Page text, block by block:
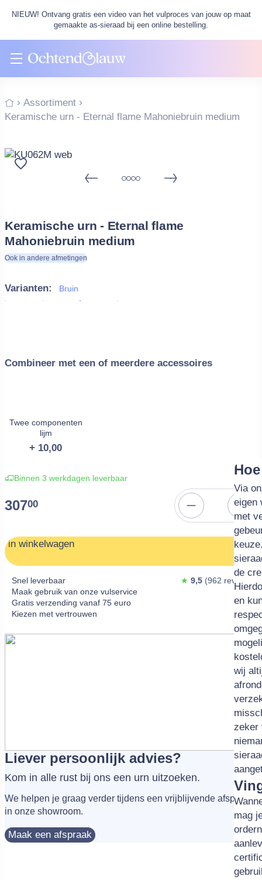
NIEUW! Ontvang gratis een video van het vulproces van jouw op maat
gemaakte as-sieraad bij een online bestelling.
Assortiment
Keramische urn - Eternal flame Mahoniebruin medium
Liever persoonlijk advies?
Kom in alle rust bij ons een urn uitzoeken.
We helpen je graag verder tijdens een vrijblijvende afspraak
in onze showroom.
Maak een afspraak
Keramische urn - Eternal flame
Mahoniebruin medium
Ook in andere afmetingen
Varianten: Bruin
Combineer met een of meerdere accessoires
Twee componenten
lijm
+ 10,00
elit.
justo
urna
tellus
nisi.
erat
Om
juiste
touw
aan
voor
door
Bij
Alle
maat)
zit
62 in
van
Via
eigen
met
de
en
wij
zeker
mag
Binnen 3 werkdagen leverbaar
30700
in winkelwagen
★ 9,5 (962 reviews )
Snel leverbaar
Maak gebruik van onze vulservice
Gratis verzending vanaf 75 euro
Kiezen met vertrouwen